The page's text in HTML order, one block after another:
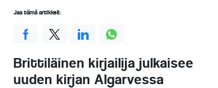
Brittiläinen kirjailija julkaisee
uuden kirjan Algarvessa
Jaa tämä artikkeli: